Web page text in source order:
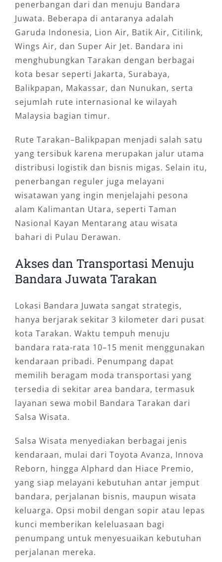
penerbangan dari dan menuju Bandara
Juwata. Beberapa di antaranya adalah
Garuda Indonesia, Lion Air, Batik Air, Citilink,
Wings Air, dan Super Air Jet. Bandara ini
menghubungkan Tarakan dengan berbagai
kota besar seperti Jakarta, Surabaya,
Balikpapan, Makassar, dan Nunukan, serta
sejumlah rute internasional ke wilayah
Malaysia bagian timur.
Rute Tarakan–Balikpapan menjadi salah satu
yang tersibuk karena merupakan jalur utama
distribusi logistik dan bisnis migas. Selain itu,
penerbangan reguler juga melayani
wisatawan yang ingin menjelajahi pesona
alam Kalimantan Utara, seperti Taman
Nasional Kayan Mentarang atau wisata
bahari di Pulau Derawan.
Akses dan Transportasi Menuju
Bandara Juwata Tarakan
Lokasi Bandara Juwata sangat strategis,
hanya berjarak sekitar 3 kilometer dari pusat
kota Tarakan. Waktu tempuh menuju
bandara rata-rata 10–15 menit menggunakan
kendaraan pribadi. Penumpang dapat
memilih beragam moda transportasi yang
tersedia di sekitar area bandara, termasuk
layanan sewa mobil Bandara Tarakan dari
Salsa Wisata.
Salsa Wisata menyediakan berbagai jenis
kendaraan, mulai dari Toyota Avanza, Innova
Reborn, hingga Alphard dan Hiace Premio,
yang siap melayani kebutuhan antar jemput
bandara, perjalanan bisnis, maupun wisata
keluarga. Opsi mobil dengan sopir atau lepas
kunci memberikan keleluasaan bagi
penumpang untuk menyesuaikan kebutuhan
perjalanan mereka.